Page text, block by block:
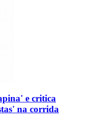
e critica
na corrida